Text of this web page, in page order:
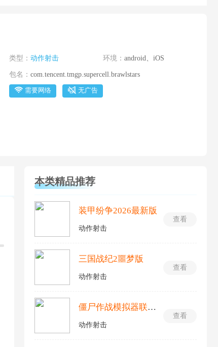
类型： 动作射击 环境： android、iOS
包名： com.tencent.tmgp.supercell.brawlstars
需要网络 无广告
本类精品推荐
查看
装甲纷争2026最新版
动作射击
查看
三国战纪2噩梦版
动作射击
查看
僵尸作战模拟器联机版
动作射击